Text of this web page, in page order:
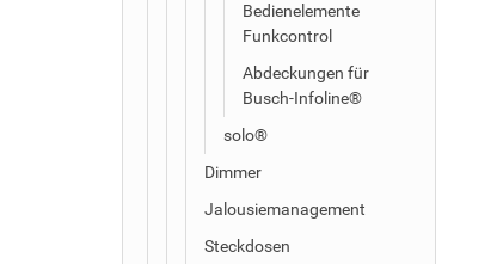
Bedienelemente
Funkcontrol
Abdeckungen für
Busch-Infoline®
solo®
Dimmer
Jalousiemanagement
Steckdosen